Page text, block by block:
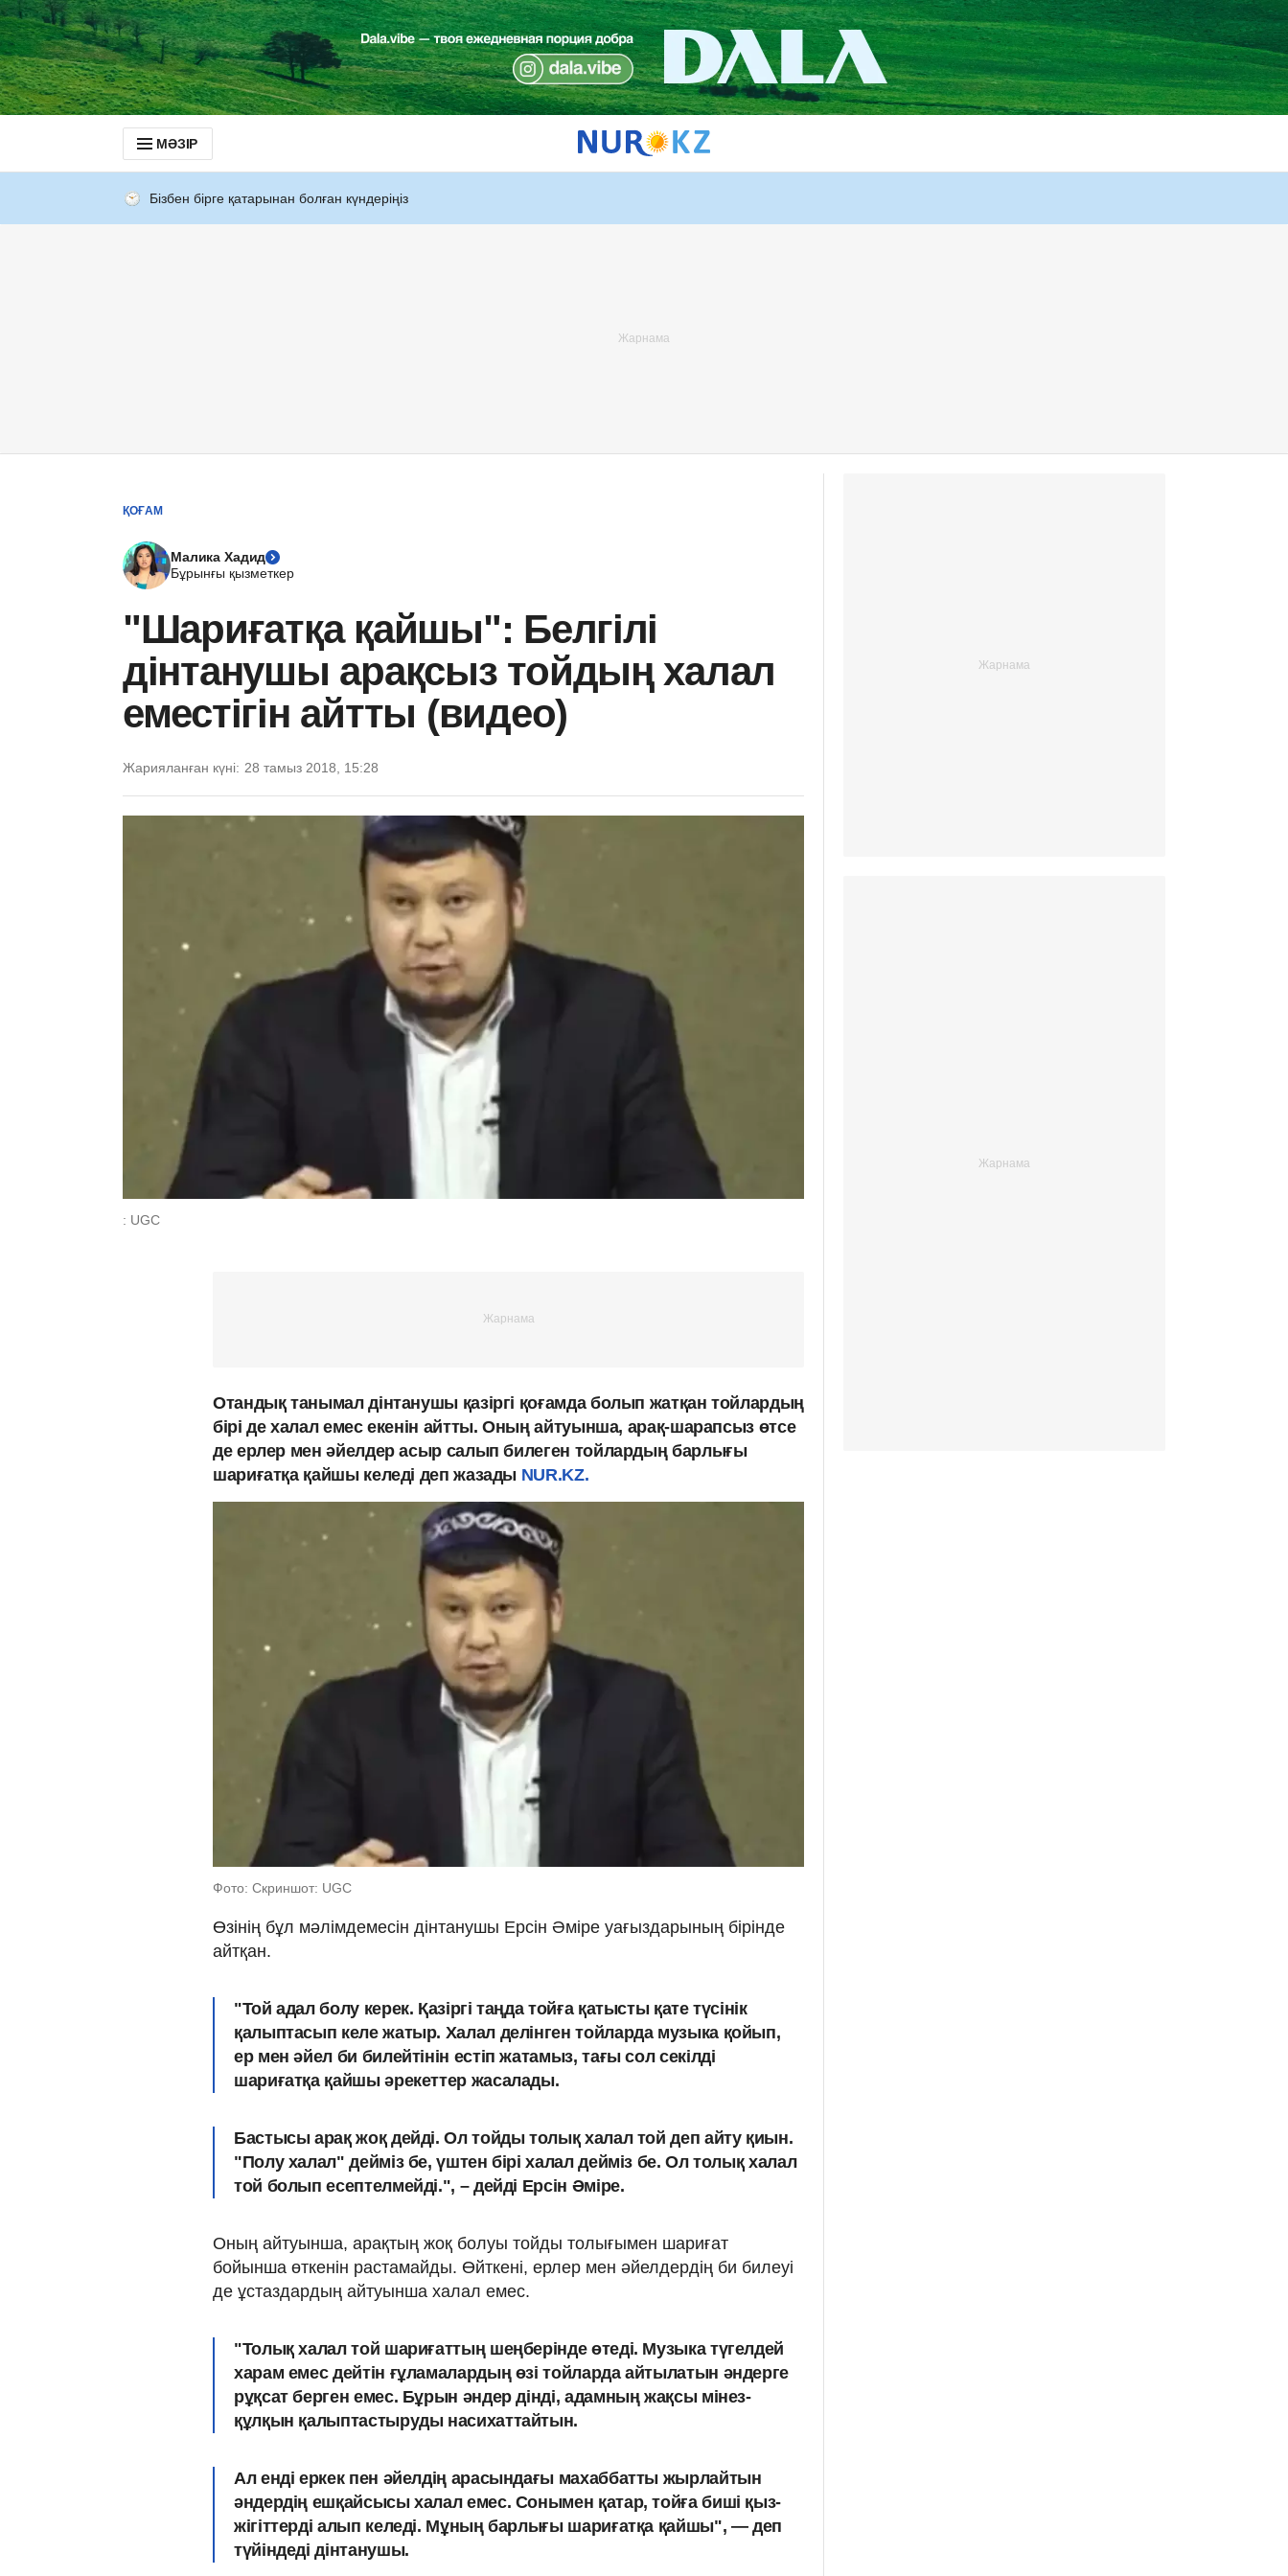
МӘЗІР
Бізбен бірге қатарынан болған күндеріңіз
ҚОҒАМ
Малика Хадид
Бұрынғы қызметкер
"Шариғатқа қайшы": Белгілі
дінтанушы арақсыз тойдың халал
еместігін айтты (видео)
Жарияланған күні: 28 тамыз 2018, 15:28
: UGC
Отандық танымал дінтанушы қазіргі қоғамда болып жатқан тойлардың
бірі де халал емес екенін айтты. Оның айтуынша, арақ-шарапсыз өтсе
де ерлер мен әйелдер асыр салып билеген тойлардың барлығы
шариғатқа қайшы келеді деп жазады NUR.KZ.
Фото: Скриншот: UGC
Өзінің бұл мәлімдемесін дінтанушы Ерсін Әміре уағыздарының бірінде
айтқан.
"Той адал болу керек. Қазіргі таңда тойға қатысты қате түсінік
қалыптасып келе жатыр. Халал делінген тойларда музыка қойып,
ер мен әйел би билейтінін естіп жатамыз, тағы сол секілді
шариғатқа қайшы әрекеттер жасалады.
Бастысы арақ жоқ дейді. Ол тойды толық халал той деп айту қиын.
"Полу халал" дейміз бе, үштен бірі халал дейміз бе. Ол толық халал
той болып есептелмейді.", – дейді Ерсін Әміре.
Оның айтуынша, арақтың жоқ болуы тойды толығымен шариғат
бойынша өткенін растамайды. Өйткені, ерлер мен әйелдердің би билеуі
де ұстаздардың айтуынша халал емес.
"Толық халал той шариғаттың шеңберінде өтеді. Музыка түгелдей
харам емес дейтін ғұламалардың өзі тойларда айтылатын әндерге
рұқсат берген емес. Бұрын әндер дінді, адамның жақсы мінез-
құлқын қалыптастыруды насихаттайтын.
Ал енді еркек пен әйелдің арасындағы махаббатты жырлайтын
әндердің ешқайсысы халал емес. Сонымен қатар, тойға биші қыз-
жігіттерді алып келеді. Мұның барлығы шариғатқа қайшы", — деп
түйіндеді дінтанушы.